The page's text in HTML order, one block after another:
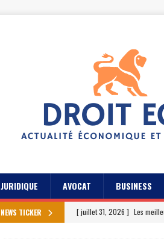
JURIDIQUE AVOCAT BUSINESS
NEWS TICKER [ juillet 31, 2026 ] Les